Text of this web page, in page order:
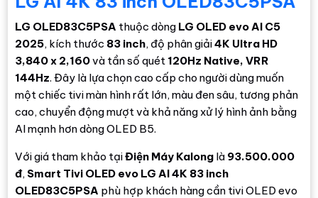
LG OLED83C5PSA thuộc dòng LG OLED evo AI C5
2025, kích thước 83 inch, độ phân giải4K Ultra HD
3,840 x 2,160và tần số quét120Hz Native, VRR
144Hz. Đây là lựa chọn cao cấp cho người dùng muốn
một chiếc tivi màn hình rất lớn, màu đen sâu, tương phản
cao, chuyển động mượt và khả năng xử lý hình ảnh bằng
AI mạnh hơn dòng OLED B5.
Với giá tham khảo tạiĐiện Máy Kalong là 93.500.000
đ, Smart Tivi OLED evo LG AI 4K 83 inch
OLED83C5PSA phù hợp khách hàng cần tivi OLED evo